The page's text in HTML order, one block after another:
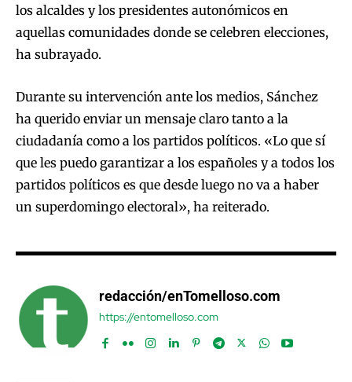
los alcaldes y los presidentes autonómicos en
aquellas comunidades donde se celebren elecciones,
ha subrayado.
Durante su intervención ante los medios, Sánchez
ha querido enviar un mensaje claro tanto a la
ciudadanía como a los partidos políticos. «Lo que sí
que les puedo garantizar a los españoles y a todos los
partidos políticos es que desde luego no va a haber
un superdomingo electoral», ha reiterado.
redacción/enTomelloso.com
https://entomelloso.com